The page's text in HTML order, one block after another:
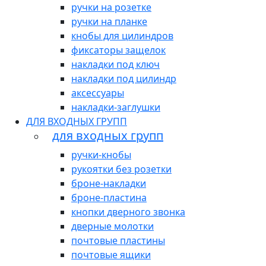
ручки на розетке
ручки на планке
кнобы для цилиндров
фиксаторы защелок
накладки под ключ
накладки под цилиндр
аксессуары
накладки-заглушки
ДЛЯ ВХОДНЫХ ГРУПП
для входных групп
ручки-кнобы
рукоятки без розетки
броне-накладки
броне-пластина
кнопки дверного звонка
дверные молотки
почтовые пластины
почтовые ящики